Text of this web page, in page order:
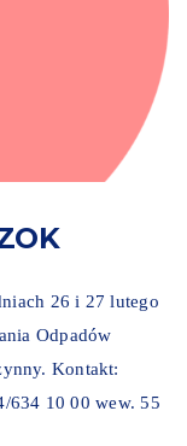
26 i 27 lutego
Odpadów
Kontakt:
634 10 00 wew. 55